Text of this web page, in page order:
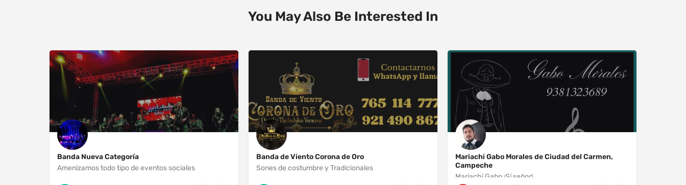
You May Also Be Interested In
Banda Nueva Categoría
Amenizamos todo tipo de eventos sociales
Uruapan
Banda de Viento Corona de Oro
Sones de costumbre y Tradicionales
Tlachichilco
Mariachi Gabo Morales de Ciudad del Carmen,
Campeche
Mariachi Gabo ¡Sí señor!